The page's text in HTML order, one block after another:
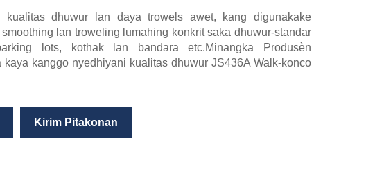
kualitas dhuwur lan daya trowels awet, kang digunakake
lan troweling lumahing konkrit saka dhuwur-standar
lots, kothak lan bandara etc.Minangka Produsèn
kaya kanggo nyedhiyani kualitas dhuwur JS436A Walk-konco
Kirim Pitakonan